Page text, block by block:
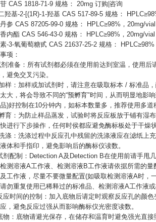
CAS 1818-71-9 规格： 20mg 订购|咨询
羟基-2-[(1R)-1-羟基 CAS 517-89-5 规格：
参 CAS 87205-99-0 规格： HPLC≥98%，20mg/
内酯 CAS 546-43-0 规格： HPLC≥98%，20mg/
-3-氧葡萄糖甙 CAS 21637-25-2 规格：
项：
剂准备：所有试剂都必须在使用前达到室温，使用
避免交叉污染。
：加样或加试剂时，请注意在吸取标本 / 标准品
大，将会导致不同的“预孵育"时间，从而明显地影
)好控制在10分钟内，如标本数量多，推荐使用多道
：为防止样品蒸发，试验时将反应板放于铺有湿
进行下步操作，任何时侯都应避免酶标板处于干燥
：洗涤过程中反应孔中残留的洗涤液应在滤纸上
体和手指印，避免影响后的酶标仪读数。
配制：Detection A及Detection B在使用前请手甩
测溶液A工作液、检测溶液B工作液请依据所需的
工作液，尽量不要微量配置(如吸取检测溶液A时，
勿重复使用已稀释过的标准品、检测溶液A工作液或
时间的控制：加入底物后请定时观察反应孔的颜
，避免反应过强从而影响酶标仪光密度读数。
物：底物请避光保存，在储存和温育时避免强光直接